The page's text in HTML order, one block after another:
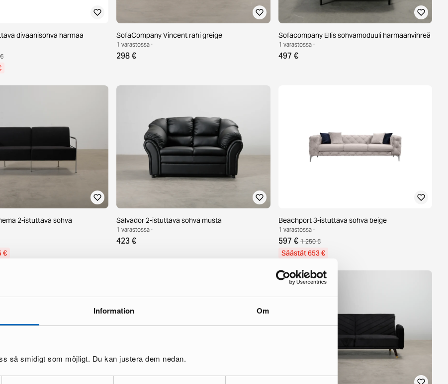
Information Om
så smidigt som möjligt. Du kan justera dem nedan.
divaanisohva harmaa SofaCompany Vincent rahi greige
1 varastossa ·
298 €
Sofacompany Ellis sohvamoduuli harmaanvihreä
1 varastossa ·
497 €
2-istuttava sohva
€
Salvador 2-istuttava sohva musta
1 varastossa ·
423 €
Beachport 3-istuttava sohva beige
1 varastossa ·
597 € 1 250 €
Säästät 653 €